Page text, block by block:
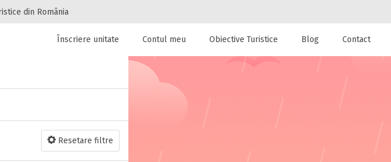
din România
de cazare!
sau alte unitați de cazare la
Înscriere unitate Contul meu Obiective Turistice Blog Contact
Resetare filtre